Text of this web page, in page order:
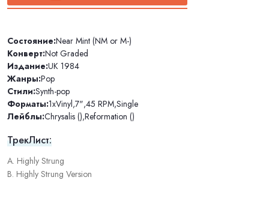
Состояние:Near Mint (NM or M-)
Конверт:Not Graded
Издание:UK 1984
Жанры:Pop
Стили:Synth-pop
Форматы:1xVinyl,7",45 RPM,Single
Лейблы:Chrysalis (),Reformation ()
ТрекЛист:
A. Highly Strung
B. Highly Strung Version